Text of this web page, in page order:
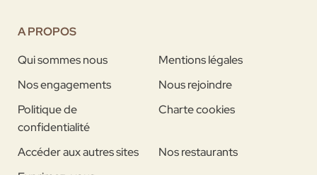
A PROPOS
Qui sommes nous
Mentions légales
Nos engagements
Nous rejoindre
Politique de
confidentialité
Charte cookies
Accéder aux autres sites
Nos restaurants